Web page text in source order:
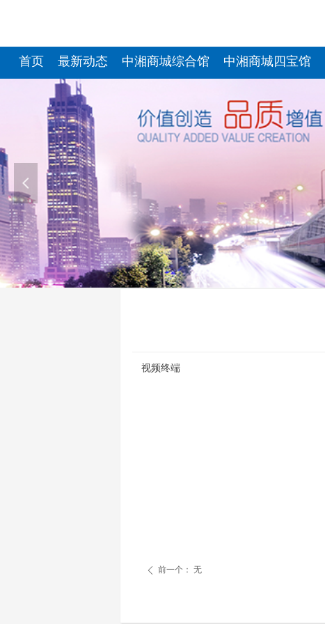
首页 最新动态 中湘商城综合馆 中湘商城四宝馆
넳
ꄴ 前一个： 无
视频终端